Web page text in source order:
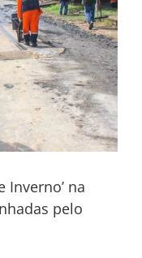
Inverno’ na
pelo